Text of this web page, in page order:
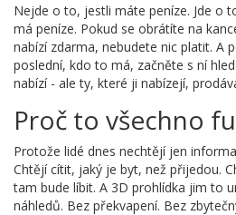
Nejde o to, jestli máte peníze. Jde o
má peníze. Pokud se obrátíte na
nabízí zdarma, nebudete nic platit. A
poslední, kdo to má, začněte s ní
nabízí - ale ty, které ji nabízejí,
Proč to všechno
Protože lidé dnes nechtějí jen
Chtějí cítit, jaký je byt, než přijedou.
tam bude líbit. A 3D prohlídka jim to
náhledů. Bez překvapení. Bez